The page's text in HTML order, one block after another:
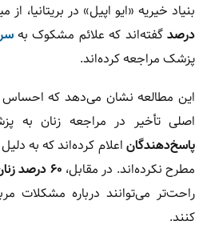
بنیاد خیریه «ایو اپیل» در بریتانیا، از میان ۱٬۰۷۰ زن
درصد گفته‌اند که علائم مشکوک به
پزشک مراجعه کرده‌اند.
این مطالعه نشان می‌دهد که احساس
اصلی تأخیر در مراجعه زنان به
پاسخ‌دهندگان اعلام کرده‌اند که به
مطرح نکرده‌اند. در مقابل، ۶۰ درصد زنان گفته‌اند
راحت‌تر می‌توانند درباره
کنند.